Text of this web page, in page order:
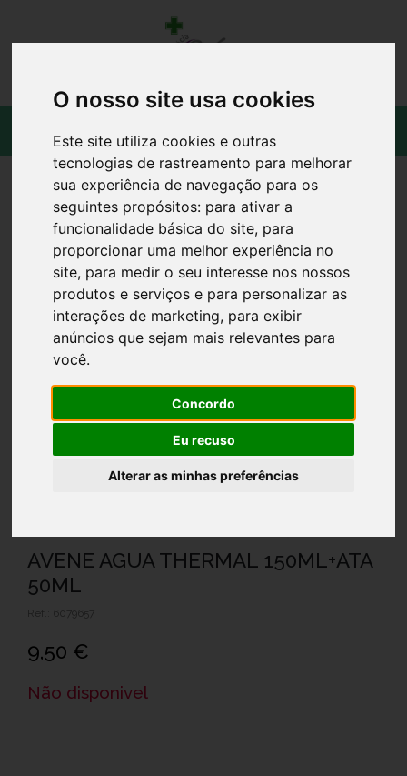
O nosso site usa cookies
Este site utiliza cookies e outras
tecnologias de rastreamento para melhorar
sua experiência de navegação para os
seguintes propósitos: para ativar a
funcionalidade básica do site, para
proporcionar uma melhor experiência no
site, para medir o seu interesse nos nossos
produtos e serviços e para personalizar as
interações de marketing, para exibir
anúncios que sejam mais relevantes para
você.
Concordo
Eu recuso
Alterar as minhas preferências
AVENE AGUA THERMAL 150ML+ATA
50ML
Ref.: 6079657
9,50 €
Não disponivel